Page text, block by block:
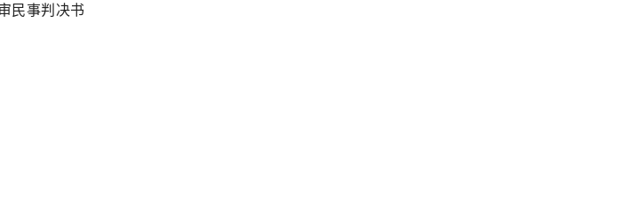
民事判决书